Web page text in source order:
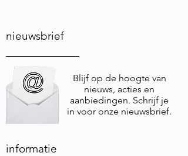
nieuwsbrief
Blijf op de hoogte van
nieuws, acties en
aanbiedingen. Schrijf je
in voor onze nieuwsbrief.
informatie